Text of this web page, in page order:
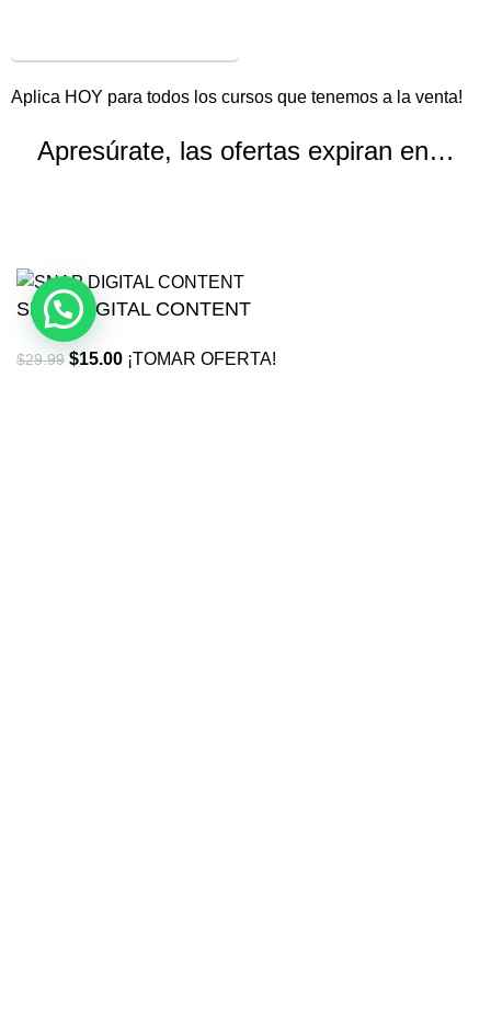
Aplica HOY para todos los cursos que tenemos a la venta!
Apresúrate, las ofertas expiran en…
SNAP DIGITAL CONTENT
$29.99 $15.00 ¡TOMAR OFERTA!